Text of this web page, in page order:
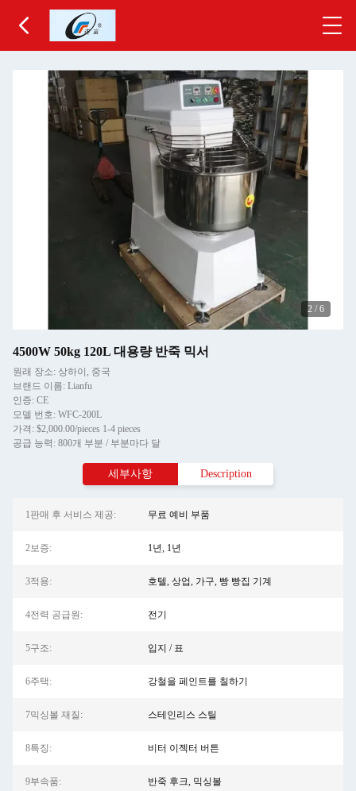
2 / 6
4500W 50kg 120L 대용량 반죽 믹서
원래 장소: 상하이, 중국
브랜드 이름: Lianfu
인증: CE
모델 번호: WFC-200L
가격: $2,000.00/pieces 1-4 pieces
공급 능력: 800개 부분 / 부분마다 달
세부사항 Description
1판매 후 서비스 제공: 무료 예비 부품
2보증: 1년, 1년
3적용: 호텔, 상업, 가구, 빵 빵집 기계
4전력 공급원: 전기
5구조: 입지 / 표
6주택: 강철을 페인트를 칠하기
7믹싱볼 재질: 스테인리스 스틸
8특징: 비터 이젝터 버튼
9부속품: 반죽 후크, 믹싱볼